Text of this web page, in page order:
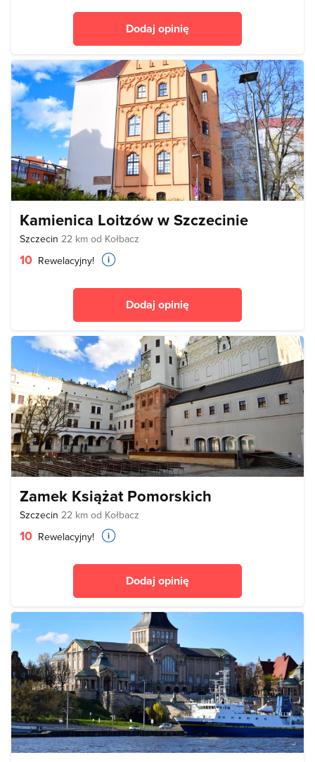
Dodaj opinię
Kamienica Loitzów w Szczecinie
Szczecin 22 km od Kołbacz
10 Rewelacyjny!
Dodaj opinię
Zamek Książat Pomorskich
Szczecin 22 km od Kołbacz
10 Rewelacyjny!
Dodaj opinię